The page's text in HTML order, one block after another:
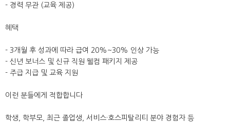
- 경력 무관 (교육 제공)
혜택
- 3개월 후 성과에 따라 급여 20%~30% 인상 가능
- 신년 보너스 및 신규 직원 웰컴 패키지 제공
- 주급 지급 및 교육 지원
이런 분들에게 적합합니다
학생, 학부모, 최근 졸업생, 서비스·호스피탈리티 분야 경험자 등